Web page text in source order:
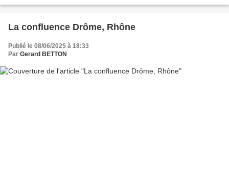
La confluence Drôme, Rhône
Publié le 08/06/2025 à 18:33
Par Gerard BETTON